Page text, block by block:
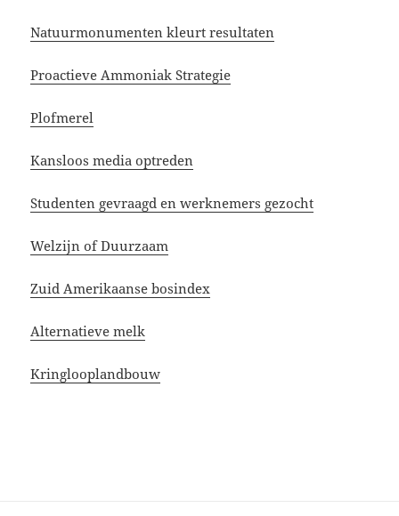
Natuurmonumenten kleurt resultaten
Proactieve Ammoniak Strategie
Plofmerel
Kansloos media optreden
Studenten gevraagd en werknemers gezocht
Welzijn of Duurzaam
Zuid Amerikaanse bosindex
Alternatieve melk
Kringlooplandbouw